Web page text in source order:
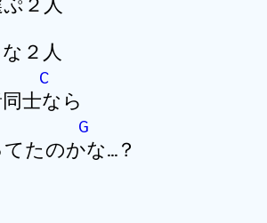
２人
２人
C
士なら
G
たのかな…？